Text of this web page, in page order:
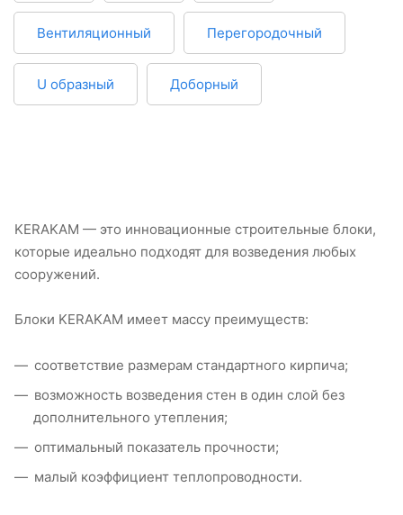
Вентиляционный Перегородочный
U образный Доборный
KERAKAM — это инновационные строительные блоки,
которые идеально подходят для возведения любых
сооружений.
Блоки KERAKAM имеет массу преимуществ:
соответствие размерам стандартного кирпича;
возможность возведения стен в один слой без
дополнительного утепления;
оптимальный показатель прочности;
малый коэффициент теплопроводности.